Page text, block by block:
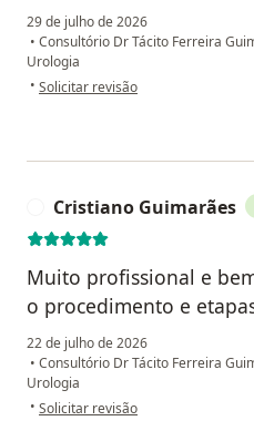
29 de julho de 2026
• Consultório Dr Tácito Ferreira
Urologia
• na opinião do utilizador Alaecio
Solicitar revisão
Cristiano Guimarães
Muito profissional e
o procedimento e
22 de julho de 2026
• Consultório Dr Tácito Ferreira
Urologia
• na opinião do utilizador Cristiano
Solicitar revisão